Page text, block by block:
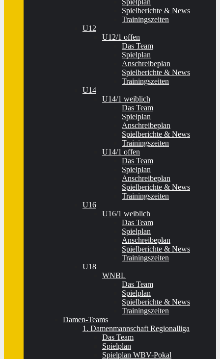
Spielplan
Spielberichte & News
Trainingszeiten
U12
U12/1 offen
Das Team
Spielplan
Anschreibeplan
Spielberichte & News
Trainingszeiten
U14
U14/1 weiblich
Das Team
Spielplan
Anschreibeplan
Spielberichte & News
Trainingszeiten
U14/1 offen
Das Team
Spielplan
Anschreibeplan
Spielberichte & News
Trainingszeiten
U16
U16/1 weiblich
Das Team
Spielplan
Anschreibeplan
Spielberichte & News
Trainingszeiten
U18
WNBL
Das Team
Spielplan
Spielberichte & News
Trainingszeiten
Damen-Teams
1. Damenmannschaft Regionalliga
Das Team
Spielplan
Spielplan WBV-Pokal